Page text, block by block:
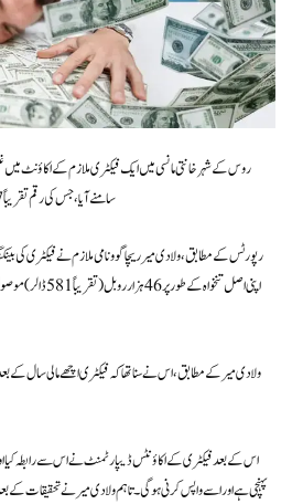
روس کے شہر خانتی مانسی میں ایک فیکٹری ملازم کے اکاؤنٹ میں
سامنے آیا، جس کی رقم تقریباً 7 ملین روبل (تقریباً 87 ہزار امریکی ڈالر) تھی۔
رپورٹس کے مطابق، ولادی میر ریچاگوو نامی ملازم نے فیکٹری کی
اپنی اصل تنخواہ
ولادی میر کے مطابق، اس نے سنا تھا کہ فیکٹری اچھے مالی سال کے بعد
اس کے بعد فیکٹری کے اکاؤنٹس ڈیپارٹمنٹ نے اس سے رابطہ کیا
پہنچی ہے اور اسے واپس کرنی ہوگی۔ تاہم ولادی میر نے تحقیقات کے